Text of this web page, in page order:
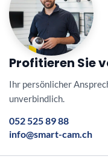
Profitieren Sie
Ihr persönlicher
unverbindlich.
052 525 89 88
info@smart-cam.ch